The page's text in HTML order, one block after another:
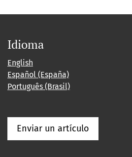
Idioma
English
Español (España)
Português (Brasil)
Enviar un artículo